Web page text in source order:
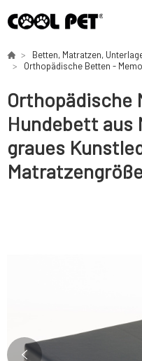
Betten, Matratzen,
Orthopädische Betten -
Orthopädische
Hundebett aus
graues